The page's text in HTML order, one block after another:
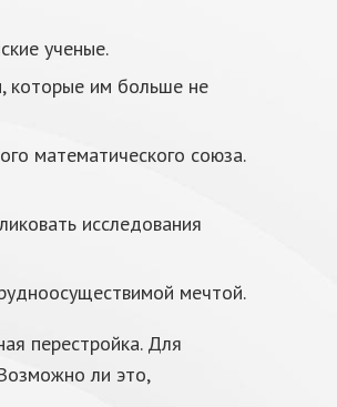
ученые.
которые им больше не
математического союза.
исследования
мечтой.
перестройка. Для
ли это,